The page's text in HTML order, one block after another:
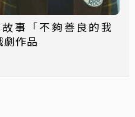
事「不夠善良的我
作品